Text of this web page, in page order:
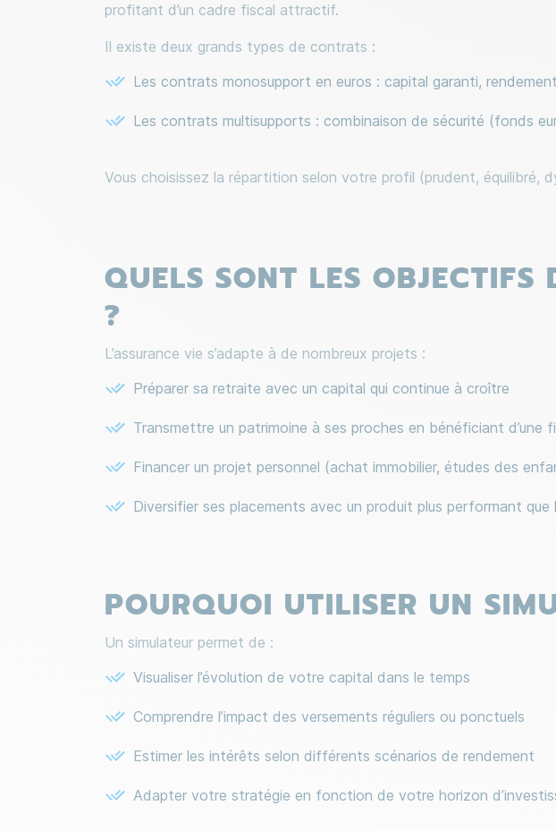
profitant d’un cadre fiscal attractif.
Il existe deux grands types de contrats :
Les contrats monosupport en euros : capital garanti,
Les contrats multisupports : combinaison de sécurité (fonds
Vous choisissez la répartition selon votre profil (prudent, équilibré,
QUELS SONT LES OBJECTIFS
?
L’assurance vie s’adapte à de nombreux projets :
Préparer sa retraite avec un capital qui continue à croître
Transmettre un patrimoine à ses proches en bénéficiant d’une
Financer un projet personnel (achat immobilier, études des
Diversifier ses placements avec un produit plus performant que
POURQUOI UTILISER UN
Un simulateur permet de :
Visualiser l’évolution de votre capital dans le temps
Comprendre l’impact des versements réguliers ou ponctuels
Estimer les intérêts selon différents scénarios de rendement
Adapter votre stratégie en fonction de votre horizon